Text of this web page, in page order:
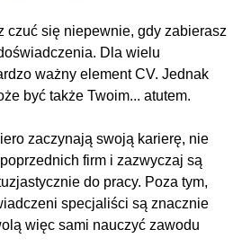
czuć się niepewnie, gdy zabierasz
Dla wielu
ważny element CV. Jednak
być także Twoim... atutem.
zaczynają swoją karierę, nie
firm i zazwyczaj są
do pracy. Poza tym,
specjaliści są znacznie
więc sami nauczyć zawodu